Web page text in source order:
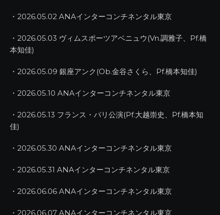
・2026.05.02 ANAインターコンチネンタル東京
・2026.05.03 ヴィムスポーツアベニュウ(Vn.調雅子、Pf.橋
本知佳)
・2026.05.09 銀座アンク(Ob.金谷さくら、Pf.橋本知佳)
・2026.05.10 ANAインターコンチネンタル東京
・2026.05.13 フランス・パリ公演(Pf.大越崇史、Pf.橋本知
佳)
・2026.05.30 ANAインターコンチネンタル東京
・2026.05.31 ANAインターコンチネンタル東京
・2026.06.06 ANAインターコンチネンタル東京
・2026.06.07 ANAインターコンチネンタル東京